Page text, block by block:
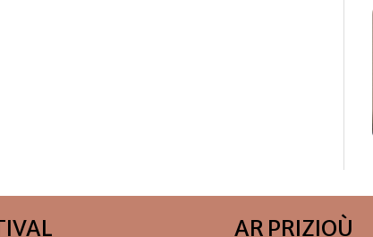
AR PRIZIOÙ